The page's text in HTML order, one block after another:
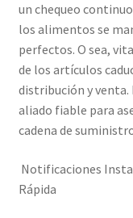
un chequeo
los alimentos se
perfectos. O sea,
de los artículos
distribución y venta.
aliado fiable para
cadena de
Notificaciones
Rápida